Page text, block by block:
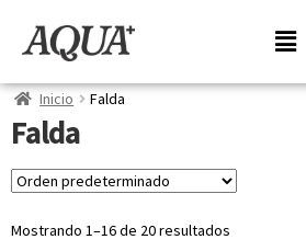
Inicio Falda
Falda
Mostrando 1–16 de 20 resultados